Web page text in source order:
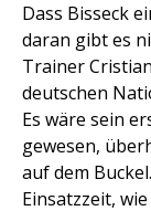
Dass Bisseck
daran gibt es
Trainer
deutschen
Es wäre sein
gewesen,
auf dem
Einsatzzeit,